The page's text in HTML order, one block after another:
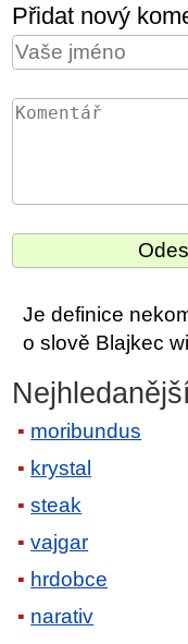
Přidat nový
Je definice
o slově Blajkec
moribundus
krystal
steak
vajgar
hrdobce
narativ